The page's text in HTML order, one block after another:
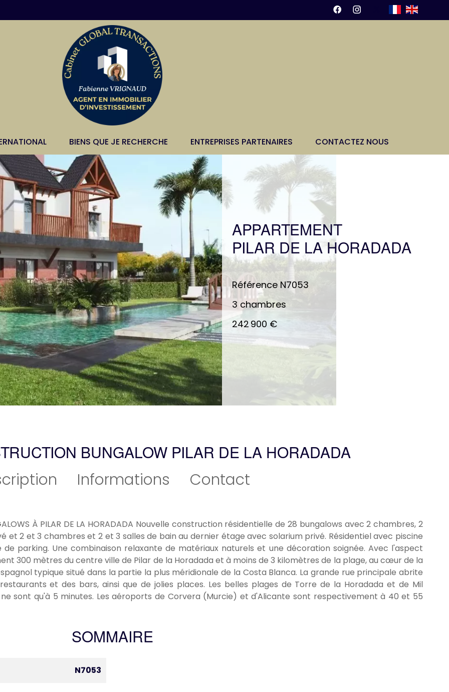
BIENS QUE JE RECHERCHE ENTREPRISES PARTENAIRES CONTACTEZ NOUS
APPARTEMENT
PILAR DE LA HORADADA
Référence N7053
3 chambres
242 900 €
BUNGALOW PILAR DE LA HORADADA
Informations Contact
À PILAR DE LA HORADADA Nouvelle construction résidentielle de 28 bungalows avec 2 chambres, 2
et 2 et 3 chambres et 2 et 3 salles de bain au dernier étage avec solarium privé. Résidentiel avec piscine
parking. Une combinaison relaxante de matériaux naturels et une décoration soignée. Avec l'aspect
300 mètres du centre ville de Pilar de la Horadada et à moins de 3 kilomètres de la plage, au cœur de la
typique situé dans la partie la plus méridionale de la Costa Blanca. La grande rue principale abrite
et des bars, ainsi que de jolies places. Les belles plages de Torre de la Horadada et de Mil
sont qu'à 5 minutes. Les aéroports de Corvera (Murcie) et d'Alicante sont respectivement à 40 et 55
SOMMAIRE
N7053